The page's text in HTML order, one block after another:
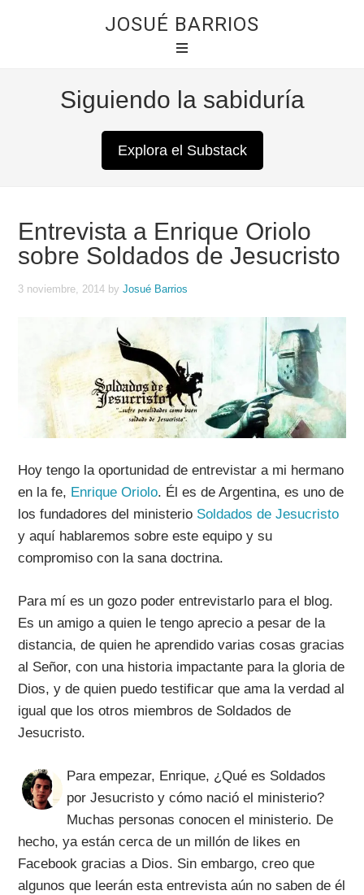
JOSUÉ BARRIOS
Siguiendo la sabiduría
Explora el Substack
Entrevista a Enrique Oriolo
sobre Soldados de Jesucristo
3 noviembre, 2014 byJosué Barrios
Hoy tengo la oportunidad de entrevistar a mi hermano
en la fe, Enrique Oriolo. Él es de Argentina, es uno de
los fundadores del ministerio Soldados de Jesucristo
y aquí hablaremos sobre este equipo y su
compromiso con la sana doctrina.
Para mí es un gozo poder entrevistarlo para el blog.
Es un amigo a quien le tengo aprecio a pesar de la
distancia, de quien he aprendido varias cosas gracias
al Señor, con una historia impactante para la gloria de
Dios, y de quien puedo testificar que ama la verdad al
igual que los otros miembros de Soldados de
Jesucristo.
Para empezar, Enrique, ¿Qué es Soldados
por Jesucristo y cómo nació el ministerio?
Muchas personas conocen el ministerio. De
hecho, ya están cerca de un millón de likes en
Facebook gracias a Dios. Sin embargo, creo que
algunos que leerán esta entrevista aún no saben de él